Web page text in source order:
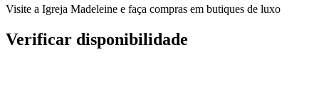
Visite a Igreja Madeleine e faça compras em butiques de luxo
Verificar disponibilidade